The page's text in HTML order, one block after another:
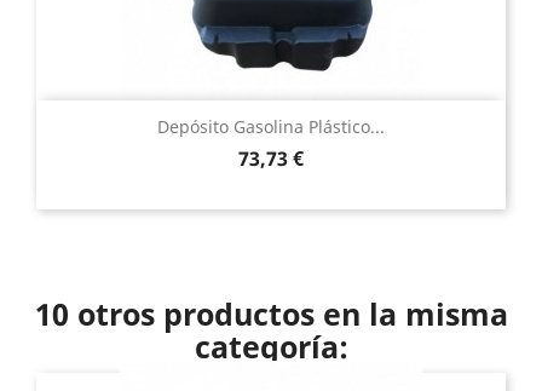
Depósito Gasolina Plástico...
Precio
73,73 €
10 otros productos en la misma
categoría: